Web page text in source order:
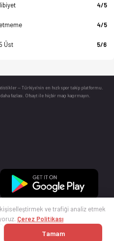
4/5
4/5
Üst 5/6
— Türkiye’nin en hızlı spor takip platformu.
fazlası. Ofsayt ile hiçbir maçı kaçırmayın.
ve trafiği analiz etmek
Çerez Politikası
Tamam